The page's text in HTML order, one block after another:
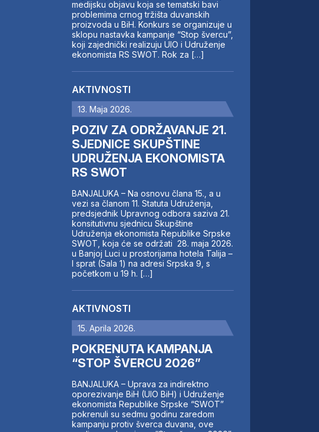
medijsku objavu koja se tematski bavi
problemima crnog tržišta duvanskih
proizvoda u BiH. Konkurs se organizuje u
sklopu nastavka kampanje “Stop švercu”,
koji zajednički realizuju UIO i Udruženje
ekonomista RS SWOT. Rok za […]
AKTIVNOSTI
13. Maja 2026.
POZIV ZA ODRŽAVANJE 21.
SJEDNICE SKUPŠTINE
UDRUŽENJA EKONOMISTA
RS SWOT
BANJALUKA – Na osnovu člana 15., a u
vezi sa članom 11. Statuta Udruženja,
predsjednik Upravnog odbora saziva 21.
konsitutivnu sjednicu Skupštine
Udruženja ekonomista Republike Srpske
SWOT, koja će se održati 28. maja 2026.
u Banjoj Luci u prostorijama hotela Talija –
I sprat (Sala 1) na adresi Srpska 9, s
početkom u 19 h. […]
AKTIVNOSTI
15. Aprila 2026.
POKRENUTA KAMPANJA
“STOP ŠVERCU 2026”
BANJALUKA – Uprava za indirektno
oporezivanje BiH (UIO BiH) i Udruženje
ekonomista Republike Srpske “SWOT”
pokrenuli su sedmu godinu zaredom
kampanju protiv šverca duvana, ove